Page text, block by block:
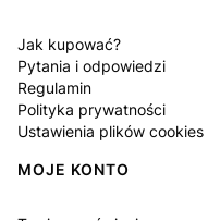
Jak kupować?
Pytania i odpowiedzi
Regulamin
Polityka prywatności
Ustawienia plików cookies
MOJE KONTO